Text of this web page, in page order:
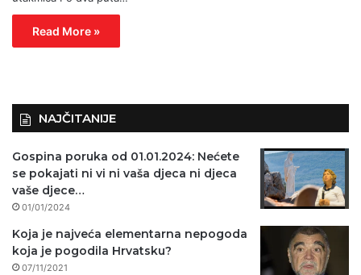
Read More »
NAJČITANIJE
Gospina poruka od 01.01.2024: Nećete
se pokajati ni vi ni vaša djeca ni djeca
vaše djece…
01/01/2024
Koja je najveća elementarna nepogoda
koja je pogodila Hrvatsku?
07/11/2021